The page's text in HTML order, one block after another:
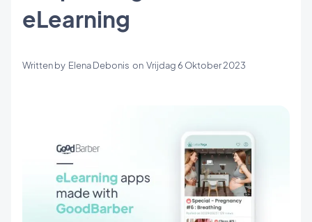
eLearning
Written by Elena Debonis on Vrijdag 6 Oktober 2023